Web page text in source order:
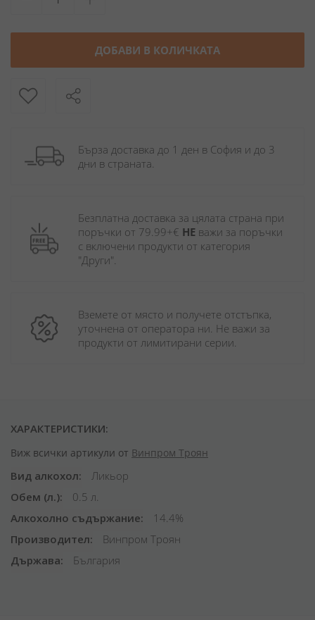
ДОБАВИ В КОЛИЧКАТА
Бърза доставка до 1 ден в София и до 3
дни в страната.
Безплатна доставка за цялата страна при
поръчки от 79.99+€ НЕ важи за поръчки
с включени продукти от категория
"Други".
Вземете от място и получете отстъпка,
уточнена от оператора ни. Не важи за
продукти от лимитирани серии.
ХАРАКТЕРИСТИКИ:
Виж всички артикули от Винпром Троян
Вид алкохол
Ликьор
Обем (л.)
0.5 л.
Алкохолно съдържание
14.4%
Производител
Винпром Троян
Държава
България